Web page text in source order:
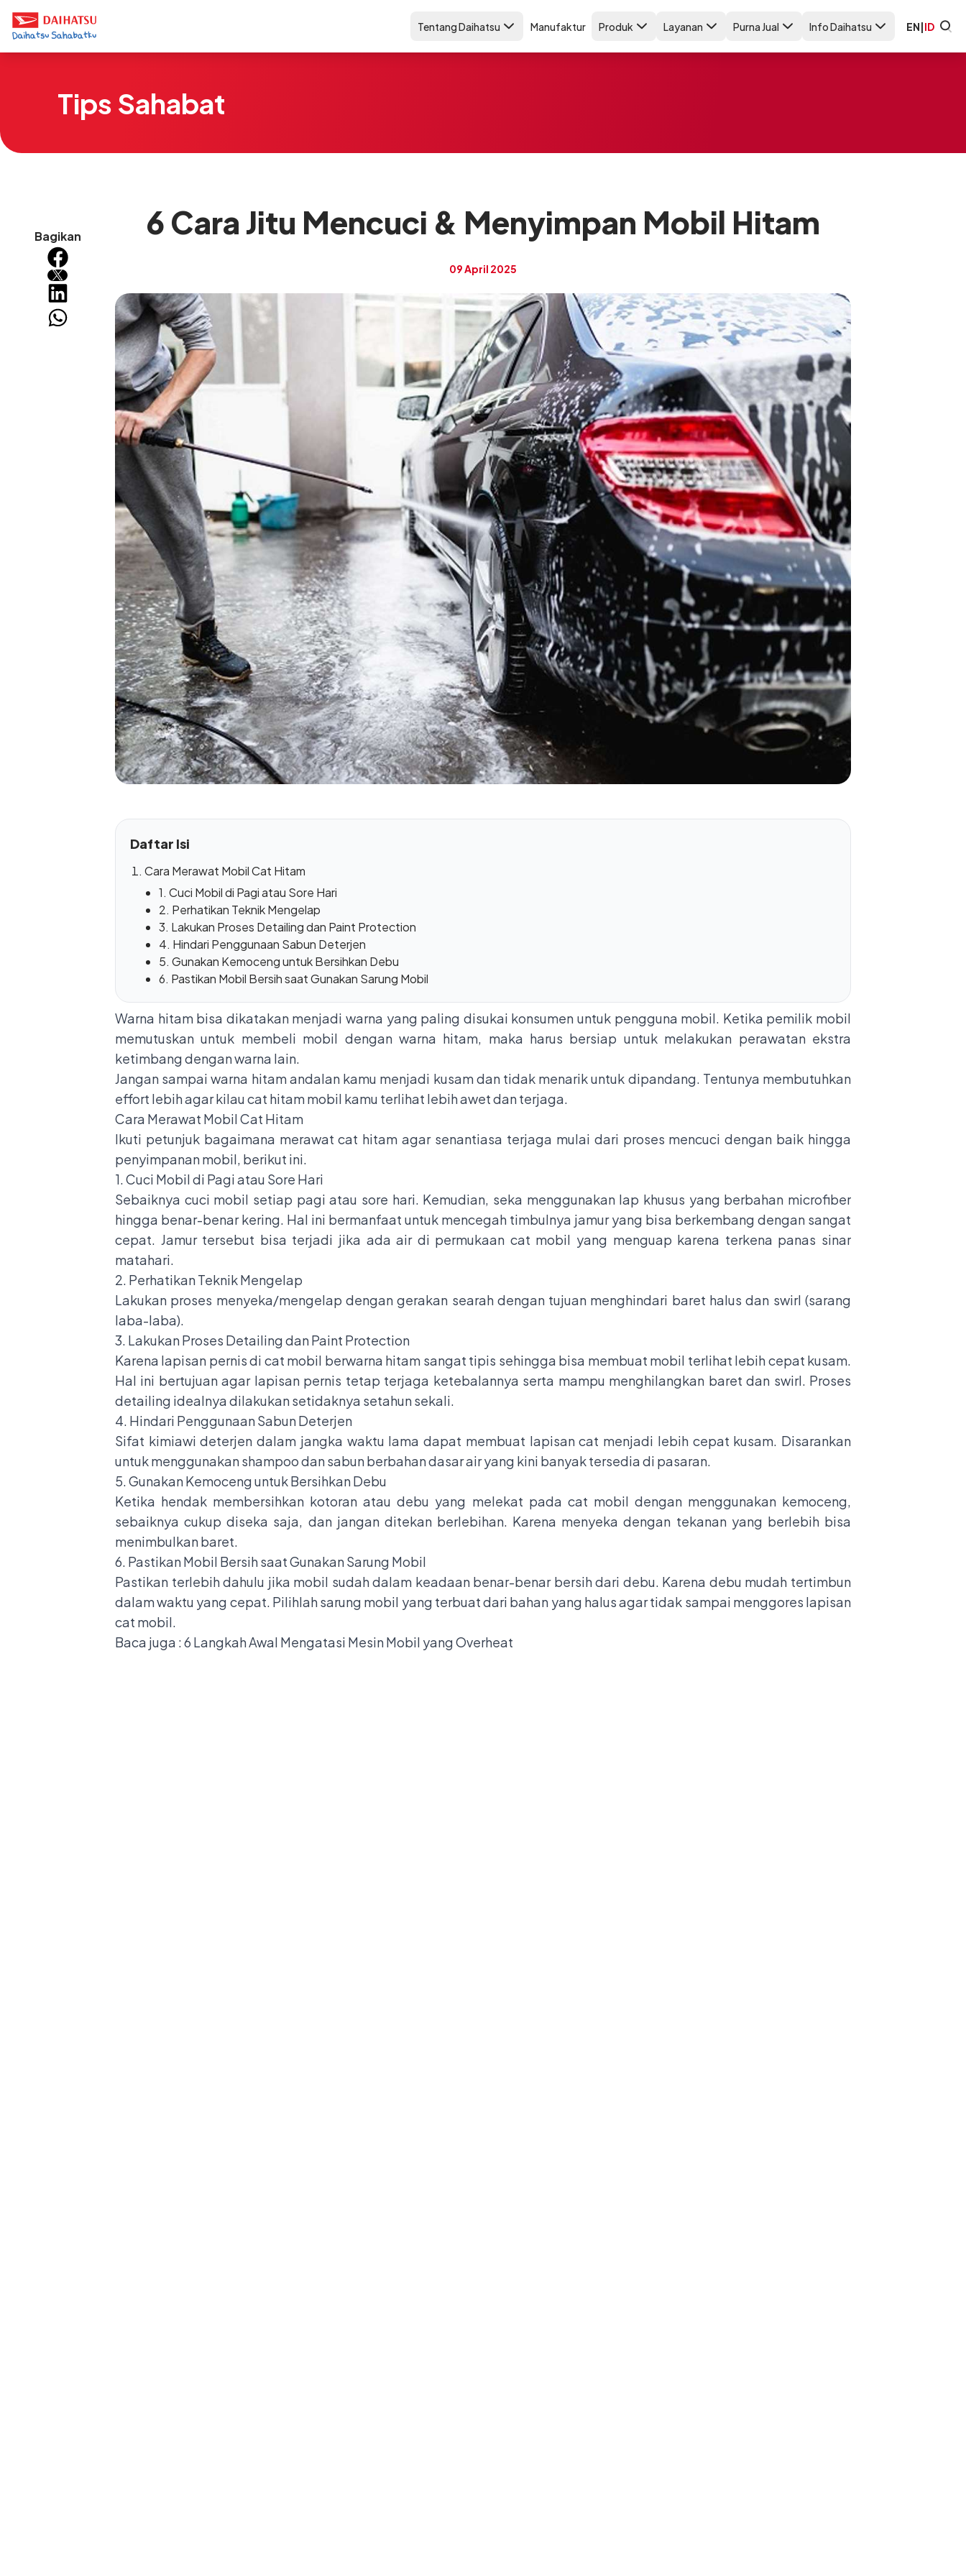
Tentang Daihatsu Manufaktur Produk Layanan Purna Jual Info Daihatsu EN|ID
Tips Sahabat
Bagikan 6 Cara Jitu Mencuci & Menyimpan Mobil Hitam
09 April 2025
Daftar Isi
Cara Merawat Mobil Cat Hitam
1. Cuci Mobil di Pagi atau Sore Hari
2. Perhatikan Teknik Mengelap
3. Lakukan Proses Detailing dan Paint Protection
4. Hindari Penggunaan Sabun Deterjen
5. Gunakan Kemoceng untuk Bersihkan Debu
6. Pastikan Mobil Bersih saat Gunakan Sarung Mobil
Warna hitam bisa dikatakan menjadi warna yang paling disukai konsumen untuk pengguna mobil. Ketika pemilik mobil
memutuskan untuk membeli mobil dengan warna hitam, maka harus bersiap untuk melakukan perawatan ekstra
ketimbang dengan warna lain.
Jangan sampai warna hitam andalan kamu menjadi kusam dan tidak menarik untuk dipandang. Tentunya membutuhkan
effort lebih agar kilau cat hitam mobil kamu terlihat lebih awet dan terjaga.
Cara Merawat Mobil Cat Hitam
Ikuti petunjuk bagaimana merawat cat hitam agar senantiasa terjaga mulai dari proses mencuci dengan baik hingga
penyimpanan mobil, berikut ini.
1. Cuci Mobil di Pagi atau Sore Hari
Sebaiknya cuci mobil setiap pagi atau sore hari. Kemudian, seka menggunakan lap khusus yang berbahan microfiber
hingga benar-benar kering. Hal ini bermanfaat untuk mencegah timbulnya jamur yang bisa berkembang dengan sangat
cepat. Jamur tersebut bisa terjadi jika ada air di permukaan cat mobil yang menguap karena terkena panas sinar
matahari.
2. Perhatikan Teknik Mengelap
Lakukan proses menyeka/mengelap dengan gerakan searah dengan tujuan menghindari baret halus dan swirl (sarang
laba-laba).
3. Lakukan Proses Detailing dan Paint Protection
Karena lapisan pernis di cat mobil berwarna hitam sangat tipis sehingga bisa membuat mobil terlihat lebih cepat kusam.
Hal ini bertujuan agar lapisan pernis tetap terjaga ketebalannya serta mampu menghilangkan baret dan swirl. Proses
detailing idealnya dilakukan setidaknya setahun sekali.
4. Hindari Penggunaan Sabun Deterjen
Sifat kimiawi deterjen dalam jangka waktu lama dapat membuat lapisan cat menjadi lebih cepat kusam. Disarankan
untuk menggunakan shampoo dan sabun berbahan dasar air yang kini banyak tersedia di pasaran.
5. Gunakan Kemoceng untuk Bersihkan Debu
Ketika hendak membersihkan kotoran atau debu yang melekat pada cat mobil dengan menggunakan kemoceng,
sebaiknya cukup diseka saja, dan jangan ditekan berlebihan. Karena menyeka dengan tekanan yang berlebih bisa
menimbulkan baret.
6. Pastikan Mobil Bersih saat Gunakan Sarung Mobil
Pastikan terlebih dahulu jika mobil sudah dalam keadaan benar-benar bersih dari debu. Karena debu mudah tertimbun
dalam waktu yang cepat. Pilihlah sarung mobil yang terbuat dari bahan yang halus agar tidak sampai menggores lapisan
cat mobil.
Baca juga :6 Langkah Awal Mengatasi Mesin Mobil yang Overheat